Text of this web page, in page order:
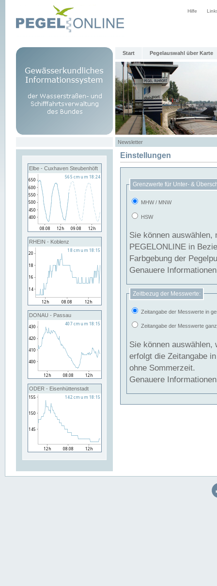
Hilfe
Start Pegelauswahl über Karte
Newsletter
Elbe - Cuxhaven Steubenhöft
RHEIN - Koblenz
DONAU - Passau
ODER - Eisenhüttenstadt
Einstellungen
Grenzwerte für Unter- &
MHW / MNW
HSW
Sie können
PEGELONLINE in Beziehung
Farbgebung der
Genauere
Zeitbezug der Messwerte:
Zeitangabe der Messwerte in
Zeitangabe der Messwerte
Sie können auswählen,
erfolgt die Zeitangabe
ohne Sommerzeit.
Genauere